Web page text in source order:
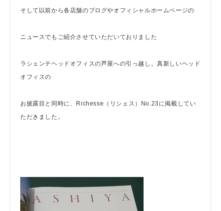
そして以前から各店舗のブログやオフィシャルホームページの
ニュースでもご紹介させていただいておりました
ラシェンテヘッドオフィスの芦屋への引っ越し。真新しいヘッド
オフィスの
お披露目と同時に、Richesse（リシェス）No.23に掲載してい
ただきました。